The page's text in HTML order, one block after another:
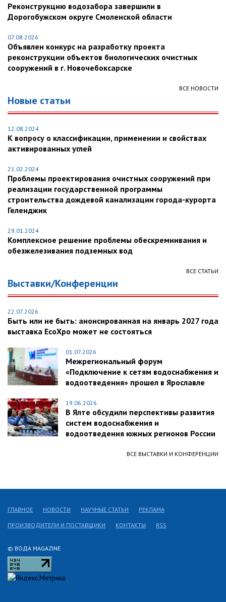
Реконструкцию водозабора завершили в
Дорогобужском округе Смоленской области
07.08.2026
Объявлен конкурс на разработку проекта
реконструкции объектов биологических очистных
сооружений в г. Новочебоксарске
ВСЕ НОВОСТИ
Новые статьи
12.08.2024
К вопросу о классификации, применении и свойствах
активированных углей
21.02.2024
Проблемы проектирования очистных сооружений при
реализации государственной программы
строительства дождевой канализации города-курорта
Геленджик
29.01.2024
Комплексное решение проблемы обескремнивания и
обезжелезивания подземных вод
ВСЕ СТАТЬИ
Выставки/Конференции
22.07.2026
Быть или не быть: анонсированная на январь 2027 года
выставка EcoXpo может не состояться
01.07.2026
Межрегиональный форум
«Подключение к сетям водоснабжения и
водоотведения» прошел в Ярославле
19.06.2026
В Ялте обсудили перспективы развития
систем водоснабжения и
водоотведения южных регионов России
ВСЕ ВЫСТАВКИ И КОНФЕРЕНЦИИ
© ВОДА MAGAZINE
ГЛАВНОЕ НОВОСТИ НАУЧНЫЕ СТАТЬИ РЕКЛАМА
ПРОИЗВОДИТЕЛИ И ПОСТАВЩИКИ КОНТАКТЫ RSS